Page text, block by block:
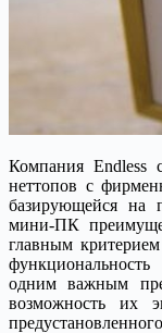
Компания Endless
неттопов с
базирующейся на
мини-ПК
главным
одним важным
возможность их